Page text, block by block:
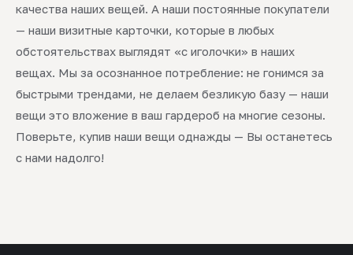
качества наших вещей. А наши постоянные покупатели
— наши визитные карточки, которые в любых
обстоятельствах выглядят «с иголочки» в наших
вещах. Мы за осознанное потребление: не гонимся за
быстрыми трендами, не делаем безликую базу — наши
вещи это вложение в ваш гардероб на многие сезоны.
Поверьте, купив наши вещи однажды — Вы останетесь
с нами надолго!